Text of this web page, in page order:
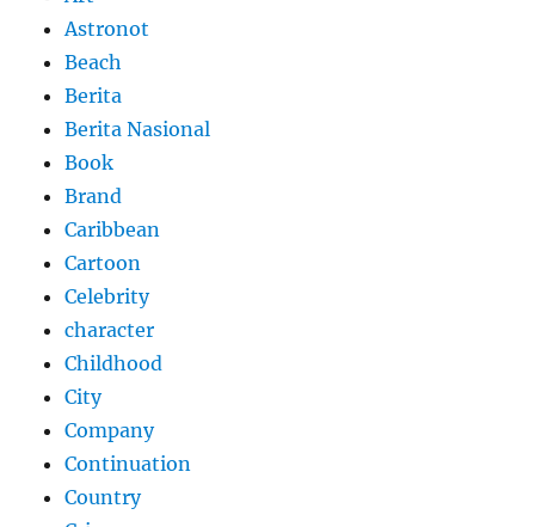
Astronot
Beach
Berita
Berita Nasional
Book
Brand
Caribbean
Cartoon
Celebrity
character
Childhood
City
Company
Continuation
Country